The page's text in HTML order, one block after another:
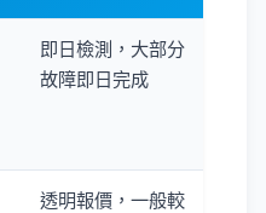
即日檢測，大部分
故障即日完成
透明報價，一般較